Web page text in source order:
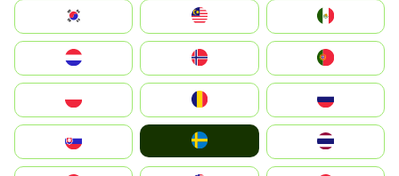
South Korea